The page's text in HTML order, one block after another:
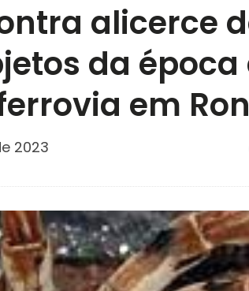
alicerce
da época
em
2023